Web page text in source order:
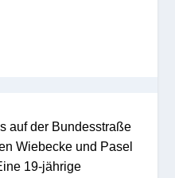
auf der Bundesstraße
Wiebecke und Pasel
19-jährige